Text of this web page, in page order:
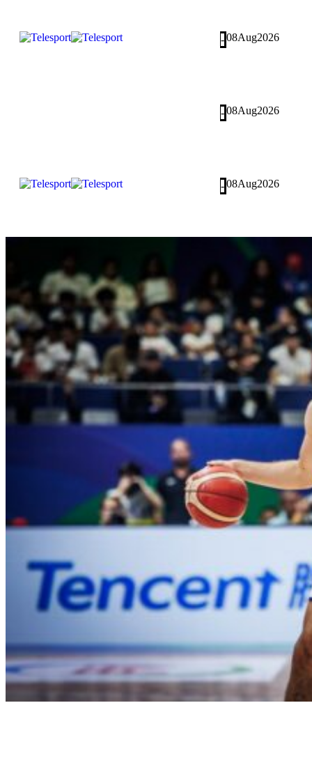
- 08Aug2026
- 08Aug2026
- 08Aug2026